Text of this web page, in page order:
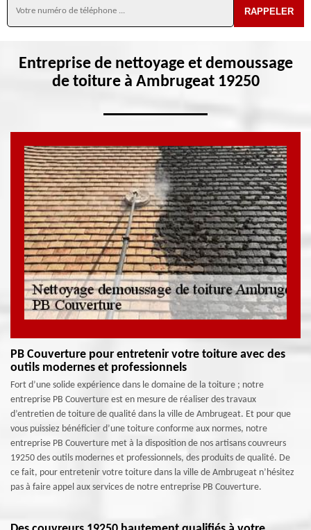
Entreprise de nettoyage et demoussage
de toiture à Ambrugeat 19250
PB Couverture pour entretenir votre toiture avec des
outils modernes et professionnels
Fort d’une solide expérience dans le domaine de la toiture ; notre
entreprise PB Couverture est en mesure de réaliser des travaux
d’entretien de toiture de qualité dans la ville de Ambrugeat. Et pour que
vous puissiez bénéficier d’une toiture conforme aux normes, notre
entreprise PB Couverture met à la disposition de nos artisans couvreurs
19250 des outils modernes et professionnels, des produits de qualité. De
ce fait, pour entretenir votre toiture dans la ville de Ambrugeat n’hésitez
pas à faire appel aux services de notre entreprise PB Couverture.